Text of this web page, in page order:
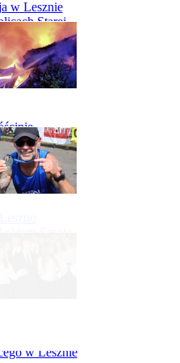
w Lesznie
Starej
w Lesznie